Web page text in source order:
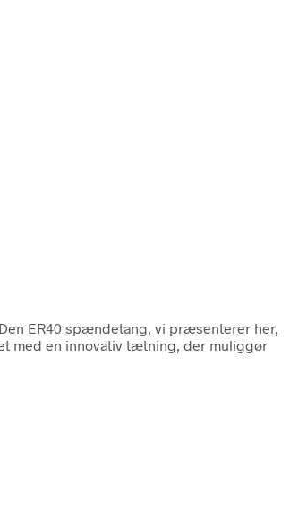
. Den ER40 spændetang, vi præsenterer her,
med en innovativ tætning, der muliggør